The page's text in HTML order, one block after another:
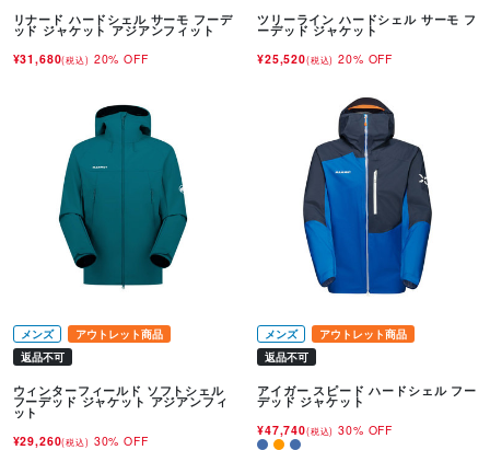
リナード ハードシェル サーモ フーデ
ッド ジャケット アジアンフィット
¥31,680(税込) 20% OFF
ツリーライン ハードシェル サーモ フ
ーデッド ジャケット
¥25,520(税込) 20% OFF
メンズ
アウトレット商品
返品不可
ウィンターフィールド ソフトシェル
フーデッド ジャケット アジアンフィ
ット
¥29,260(税込) 30% OFF
メンズ
アウトレット商品
返品不可
アイガー スピード ハードシェル フー
デッド ジャケット
¥47,740(税込) 30% OFF